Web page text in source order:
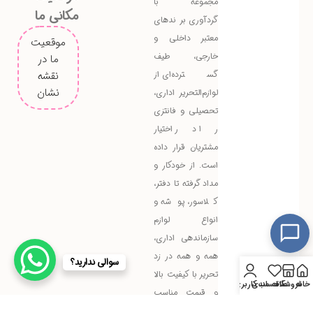
گردآوری برندهای
معتبر داخلی و
خارجی، طیف
گسترده‌ای از
لوازم‌التحریر اداری،
تحصیلی و فانتزی
را در اختیار
مشتریان قرار داده
است. از خودکار و
مداد گرفته تا دفتر،
کلاسور، پوشه و
انواع لوازم
سازماندهی اداری،
همه و همه در زد
تحریر با کیفیت بالا
و قیمت مناسب
مکانی ما
موقعیت
ما در
نقشه
نشان
سوالی ندارید؟
خانهفروشگاهعلاقه مندی
حساب کاربری من